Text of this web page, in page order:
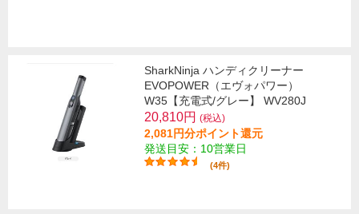
SharkNinja ハンディクリーナー
EVOPOWER（エヴォパワー）
W35【充電式/グレー】 WV280J
20,810円 (税込)
2,081円分ポイント還元
発送目安：10営業日
(4件)